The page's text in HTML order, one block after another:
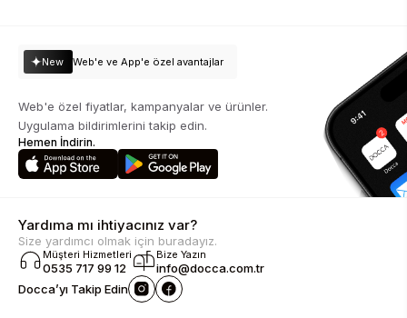
New Web'e ve App'e özel avantajlar
Web'e özel fiyatlar, kampanyalar ve ürünler.
Uygulama bildirimlerini takip edin.
Hemen İndirin.
Yardıma mı ihtiyacınız var?
Size yardımcı olmak için buradayız.
Müşteri Hizmetleri
0535 717 99 12
Bize Yazın
info@docca.com.tr
Docca’yı Takip Edin